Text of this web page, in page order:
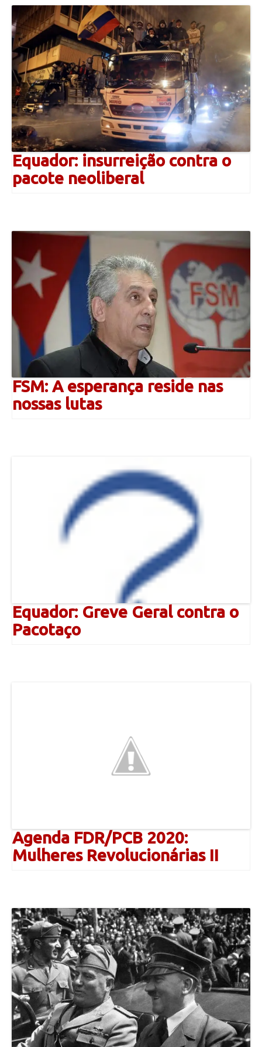
Equador: insurreição contra o
pacote neoliberal
FSM: A esperança reside nas
nossas lutas
Equador: Greve Geral contra o
Pacotaço
Agenda FDR/PCB 2020:
Mulheres Revolucionárias II